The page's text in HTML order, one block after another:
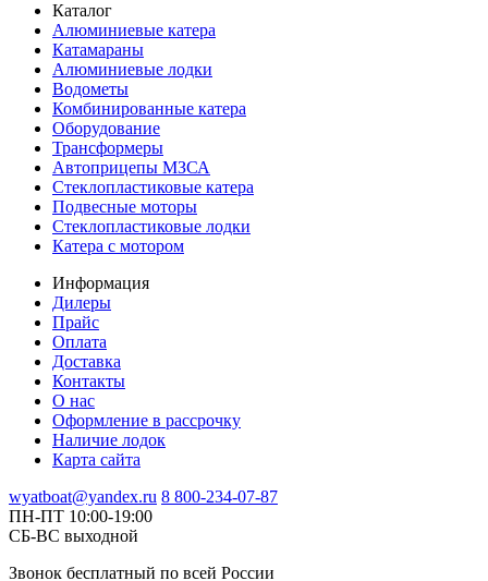
Каталог
Алюминиевые катера
Катамараны
Алюминиевые лодки
Водометы
Комбинированные катера
Оборудование
Трансформеры
Автоприцепы МЗСА
Стеклопластиковые катера
Подвесные моторы
Стеклопластиковые лодки
Катера с мотором
Информация
Дилеры
Прайс
Оплата
Доставка
Контакты
О нас
Оформление в рассрочку
Наличие лодок
Карта сайта
wyatboat@yandex.ru 8 800-234-07-87
ПН-ПТ 10:00-19:00
СБ-ВС выходной
Звонок бесплатный по всей России